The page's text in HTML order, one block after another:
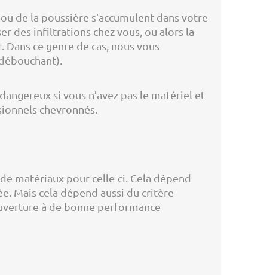
de la poussière s’accumulent dans votre
des infiltrations chez vous, ou alors la
ce genre de cas, nous vous
si vous n’avez pas le matériel et
chevronnés.
matériaux pour celle-ci. Cela dépend
Mais cela dépend aussi du critère
à de bonne performance